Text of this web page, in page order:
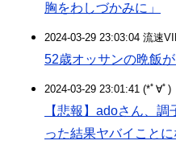
胸をわしづかみに」
2024-03-29 23:03:04 流速
52歳オッサンの晩飯
2024-03-29 23:01:41 (*ﾟ∀ﾟ
【悲報】adoさん、
った結果ヤバイこと